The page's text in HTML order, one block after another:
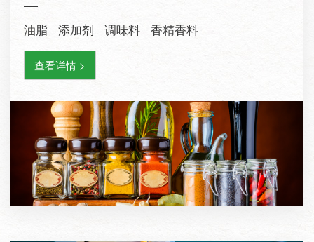
—
油脂 添加剂 调味料 香精香料
查看详情 >